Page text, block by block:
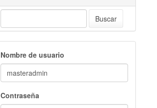
Buscar
Nombre de usuario
Contraseña